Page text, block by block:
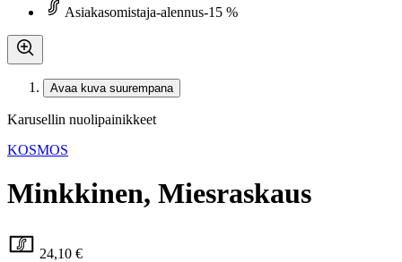
Asiakasomistaja-alennus-15 %
Avaa kuva suurempana
Karusellin nuolipainikkeet
KOSMOS
Minkkinen, Miesraskaus
24,10 €